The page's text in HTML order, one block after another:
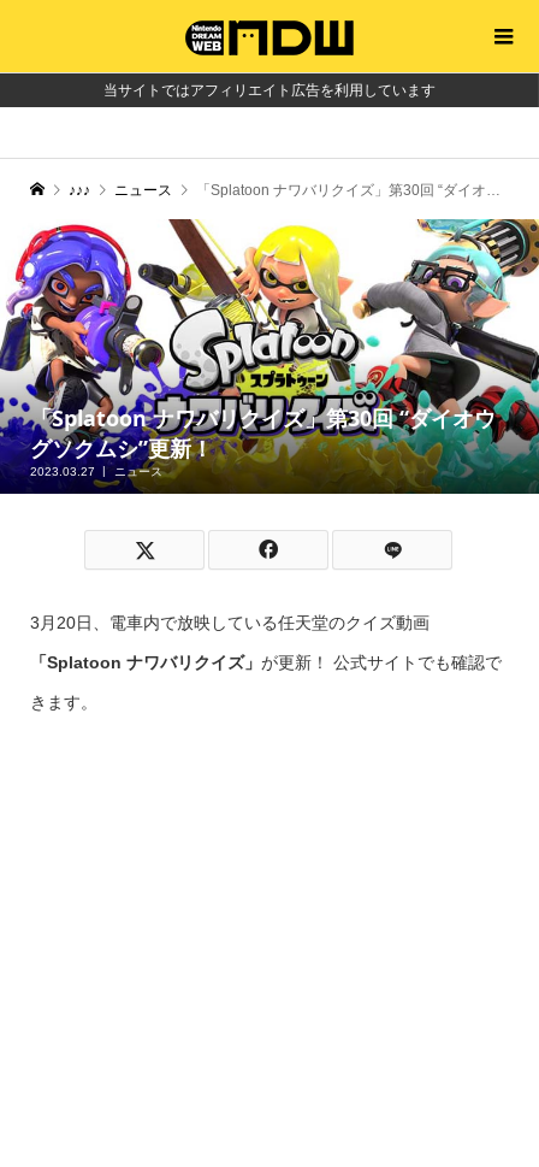
当サイトではアフィリエイト広告を利用しています
♪♪♪ ニュース 「Splatoon ナワバリクイズ」第30回 “ダイオウグソクムシ”更新！
「Splatoon ナワバリクイズ」第30回 “ダイオウ
グソクムシ”更新！
2023.03.27 ニュース
3月20日、電車内で放映している任天堂のクイズ動画
「Splatoon ナワバリクイズ」 が更新！ 公式サイトでも確認で
きます。